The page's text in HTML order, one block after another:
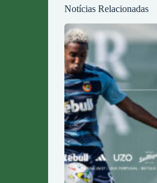
Notícias Relacionadas